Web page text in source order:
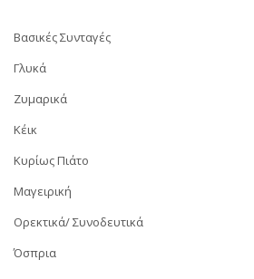
Βασικές Συνταγές
Γλυκά
Ζυμαρικά
Κέικ
Κυρίως Πιάτο
Μαγειρική
Ορεκτικά/ Συνοδευτικά
Όσπρια